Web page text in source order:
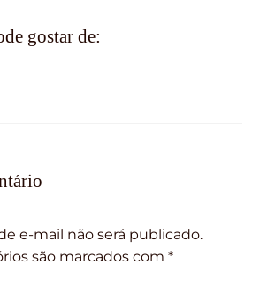
gostar de:
e-mail não será publicado.
são marcados com *